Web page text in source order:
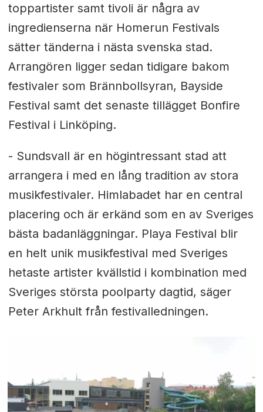
toppartister samt tivoli är några av
ingredienserna när Homerun Festivals
sätter tänderna i nästa svenska stad.
Arrangören ligger sedan tidigare bakom
festivaler som Brännbollsyran, Bayside
Festival samt det senaste tillägget Bonfire
Festival i Linköping.
- Sundsvall är en högintressant stad att
arrangera i med en lång tradition av stora
musikfestivaler. Himlabadet har en central
placering och är erkänd som en av Sveriges
bästa badanläggningar. Playa Festival blir
en helt unik musikfestival med Sveriges
hetaste artister kvällstid i kombination med
Sveriges största poolparty dagtid, säger
Peter Arkhult från festivalledningen.